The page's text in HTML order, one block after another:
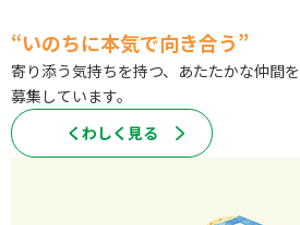
“いのちに本気で向き合う”
寄り添う気持ちを持つ、あたたかな仲間を
募集しています。
くわしく⾒る